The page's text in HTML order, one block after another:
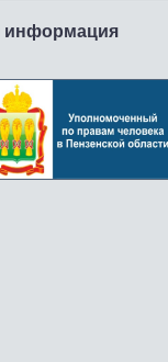
информация